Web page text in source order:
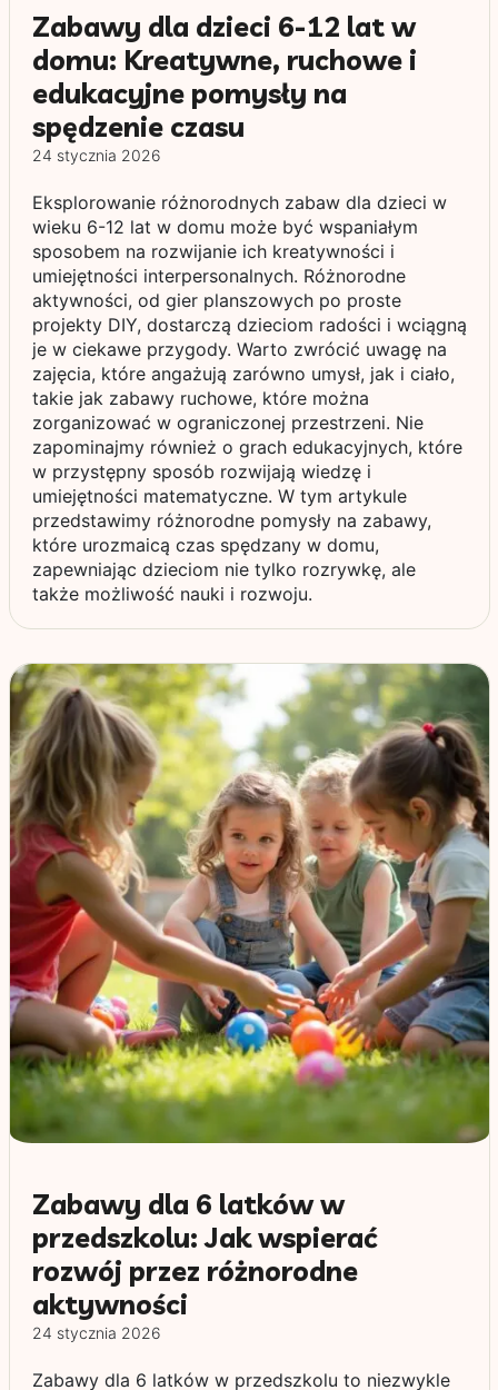
Zabawy dla dzieci 6-12 lat w
domu: Kreatywne, ruchowe i
edukacyjne pomysły na
spędzenie czasu
24 stycznia 2026
Eksplorowanie różnorodnych zabaw dla dzieci w
wieku 6-12 lat w domu może być wspaniałym
sposobem na rozwijanie ich kreatywności i
umiejętności interpersonalnych. Różnorodne
aktywności, od gier planszowych po proste
projekty DIY, dostarczą dzieciom radości i wciągną
je w ciekawe przygody. Warto zwrócić uwagę na
zajęcia, które angażują zarówno umysł, jak i ciało,
takie jak zabawy ruchowe, które można
zorganizować w ograniczonej przestrzeni. Nie
zapominajmy również o grach edukacyjnych, które
w przystępny sposób rozwijają wiedzę i
umiejętności matematyczne. W tym artykule
przedstawimy różnorodne pomysły na zabawy,
które urozmaicą czas spędzany w domu,
zapewniając dzieciom nie tylko rozrywkę, ale
także możliwość nauki i rozwoju.
Zabawy dla 6 latków w
przedszkolu: Jak wspierać
rozwój przez różnorodne
aktywności
24 stycznia 2026
Zabawy dla 6 latków w przedszkolu to niezwykle